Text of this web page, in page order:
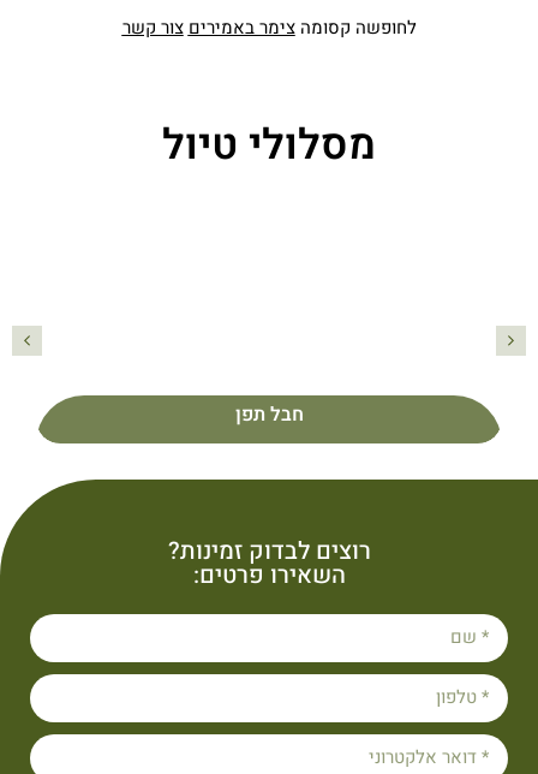
לחופשה קסומהצימר באמירים צור קשר
מסלולי טיול
חבל תפן
רוצים לבדוק זמינות?
השאירו פרטים: